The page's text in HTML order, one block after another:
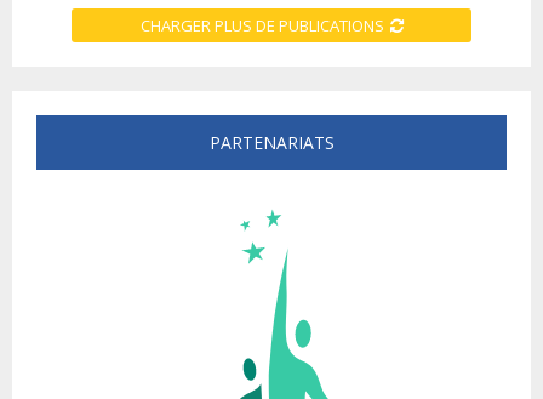
CHARGER PLUS DE PUBLICATIONS
PARTENARIATS